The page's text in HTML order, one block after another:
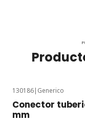
130186| Generico
Conector
mm